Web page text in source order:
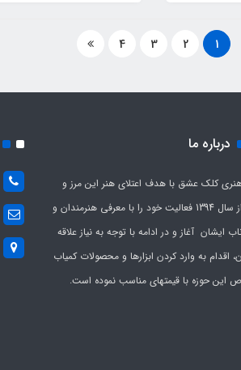
1
2
3
4
درباره ما
کلک عشق با هدف اعتلای هنر این مرز و
بوم از سال 1394 فعالیت خود را با معرفی هنرمندان و
ایشان آغاز و در ادامه با توجه به نیاز علاقه
اقدام به وارد کردن ابزارها و محصولات کمیاب
این حوزه با قیمتهای مناسب نموده است.